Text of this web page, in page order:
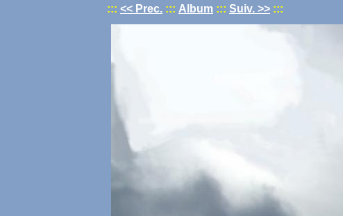
::: << Prec. ::: Album ::: Suiv. >> :::